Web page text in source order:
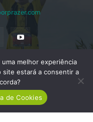
2008 - 2026
melhor experiência
site estará a consentir a
de Cookies